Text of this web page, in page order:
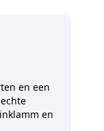
en een
en